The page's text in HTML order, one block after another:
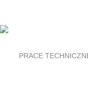
PRACE